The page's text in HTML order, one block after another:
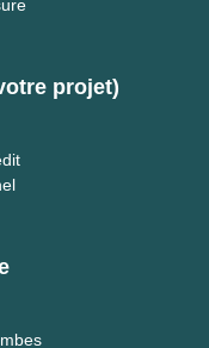
projet)